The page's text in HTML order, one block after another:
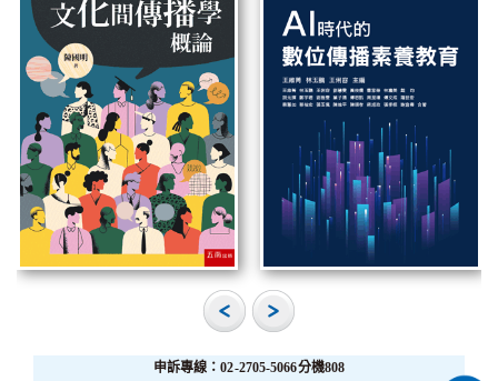
申訴專線：02-2705-5066分機808